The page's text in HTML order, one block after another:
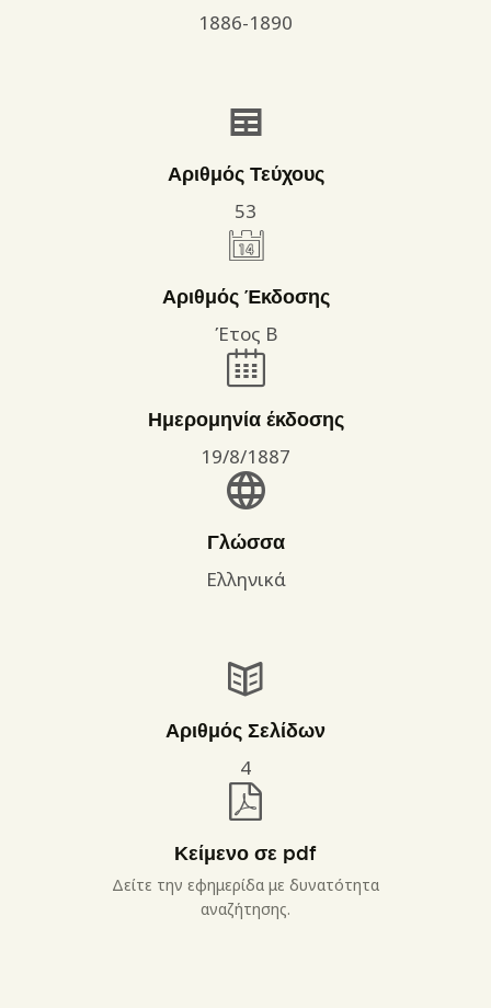
1886-1890
Αριθμός Τεύχους
53
Αριθμός Έκδοσης
Έτος Β
Ημερομηνία έκδοσης
19/8/1887
Γλώσσα
Ελληνικά
Αριθμός Σελίδων
4
Κείμενο σε pdf
Δείτε την εφημερίδα με δυνατότητα
αναζήτησης.